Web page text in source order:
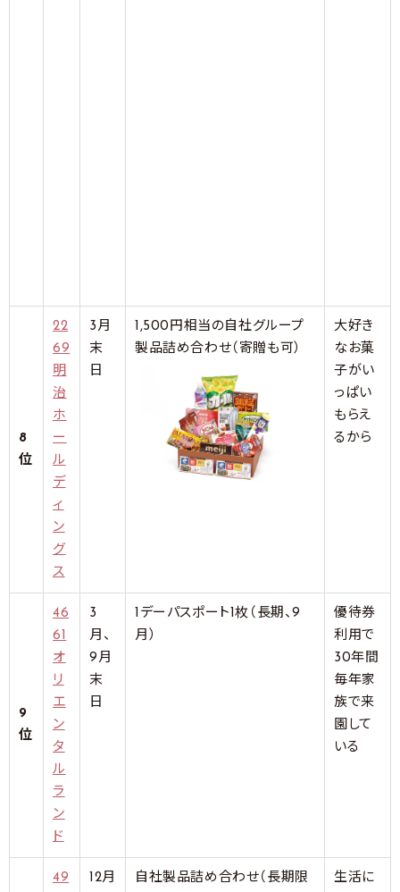
8
位
22
69
明
治
ホ
ー
ル
デ
ィ
ン
グ
ス
3月
末
日
1,500円相当の自社グループ
製品詰め合わせ（寄贈も可）
大好き
なお菓
子がい
っぱい
もらえ
るから
9
位
46
61
オ
リ
エ
ン
タ
ル
ラ
ン
ド
3
月、
9月
末
日
1デーパスポート1枚（長期、9
月）
優待券
利用で
30年間
毎年家
族で来
園して
いる
49
12月
自社製品詰め合わせ（長期限
生活に